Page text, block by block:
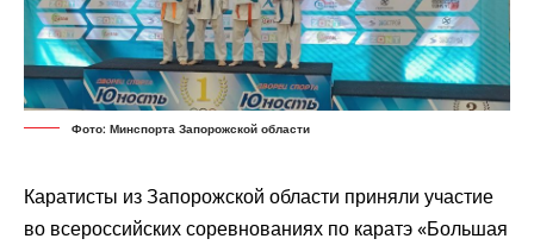
Фото: Минспорта Запорожской области
Каратисты из Запорожской области приняли участие
во всероссийских соревнованиях по каратэ «Большая